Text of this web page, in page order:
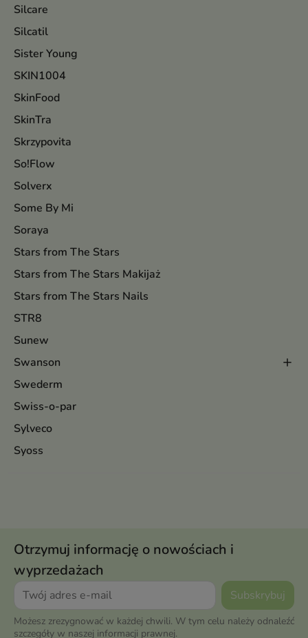
Silcare
Silcatil
Sister Young
SKIN1004
SkinFood
SkinTra
Skrzypovita
So!Flow
Solverx
Some By Mi
Soraya
Stars from The Stars
Stars from The Stars Makijaż
Stars from The Stars Nails
STR8
Sunew
Swanson
Swederm
Swiss-o-par
Sylveco
Syoss
Otrzymuj informację o nowościach i
wyprzedażach
Możesz zrezygnować w każdej chwili. W tym celu należy odnaleźć
szczegóły w naszej informacji prawnej.